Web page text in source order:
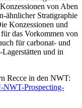
von Aben
ähnlicher Stratigraphie
Konzessionen und
das Vorkommen von
für carbonat- und
und in
Recce in den NWT:
NWT-Prospecting-